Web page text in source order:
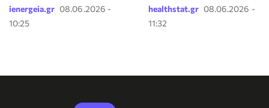
ienergeia.gr 08.06.2026 -
10:25
healthstat.gr 08.06.2026 -
11:32